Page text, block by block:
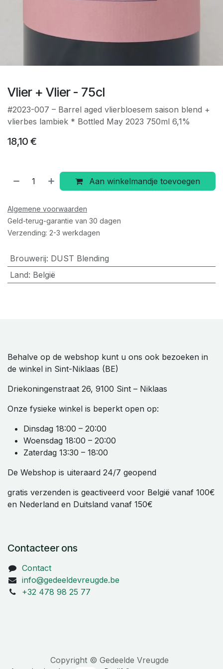
Vlier + Vlier - 75cl
#2023-007 – Barrel aged vlierbloesem saison blend +
vlierbes lambiek * Bottled May 2023 750ml 6,1%
18,10 €
Aan winkelmandje toevoegen
Algemene voorwaarden
Geld-terug-garantie van 30 dagen
Verzending: 2-3 werkdagen
Brouwerij: DUST Blending
Land: België
Behalve op de webshop kunt u ons ook bezoeken in
de winkel in Sint-Niklaas (BE)
Driekoningenstraat 26, 9100 Sint – Niklaas
Onze fysieke winkel is beperkt open op:
Dinsdag 18:00 – 20:00
Woensdag 18:00 – 20:00
Zaterdag 13:30 – 18:00
De Webshop is uiteraard 24/7 geopend
gratis verzenden is geactiveerd voor België vanaf 100€
en Nederland en Duitsland vanaf 150€
Contacteer ons
Contact
info@gedeeldevreugde.be
+32 478 98 25 77
Copyright © Gedeelde Vreugde